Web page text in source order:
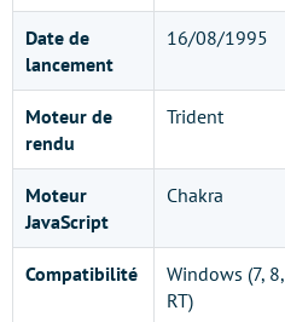
Date de
lancement
16/08/1995
Moteur de
rendu
Trident
Moteur
JavaScript
Chakra
Compatibilité
Windows (7, 8,
RT)